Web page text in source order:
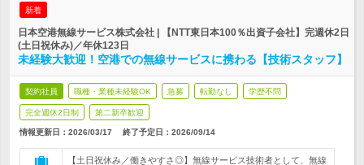
新着
日本空港無線サービス株式会社 | 【NTT東日本100％出資子会社】完週休2日
(土日祝休み)／年休123日
未経験大歓迎！空港での無線サービスに携わる【技術スタッフ】
契約社員 職種・業種未経験OK 急募 転勤なし 学歴不問
完全週休2日制 第二新卒歓迎
情報更新日：2026/03/17 終了予定日： 2026/09/14
【土日祝休み／働きやすさ◎】無線サービス技術者として、無線